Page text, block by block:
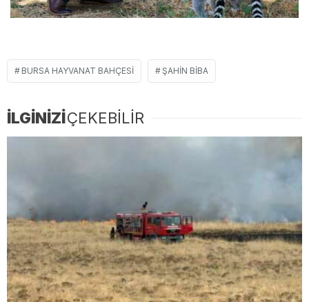
BURSA HAYVANAT BAHÇESI ŞAHIN BIBA
İLGİNİZİÇEKEBİLİR